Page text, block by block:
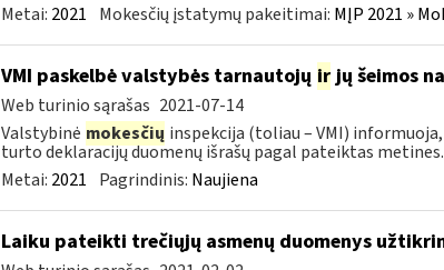
Metai: 2021 Mokesčių įstatymų pakeitimai: MĮP 2021 »
VMI paskelbė valstybės tarnautojų irjų šeimos
Web turinio sąrašas 2021-07-14
Valstybinė mokesčių inspekcija (toliau – VMI)
turto deklaracijų duomenų išrašų pagal pateiktas
Metai: 2021 Pagrindinis: Naujiena
Laiku pateikti trečiųjų asmenų duomenys